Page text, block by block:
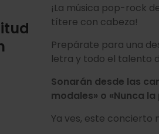
¡La música pop-rock
títere con cabeza!
Prepárate para una
letra y todo el talento
Sonarán desde las
modales» o «Nunca
Ya ves, este concierto